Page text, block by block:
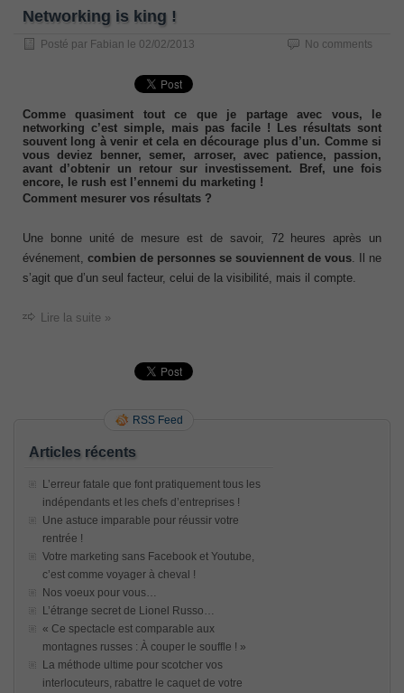
Networking is king !
Posté par Fabian le 02/02/2013 No comments
Comme quasiment tout ce que je partage avec vous, le
networking c’est simple, mais pas facile ! Les résultats sont
souvent long à venir et cela en décourage plus d’un. Comme si
vous deviez benner, semer, arroser, avec patience, passion,
avant d’obtenir un retour sur investissement. Bref, une fois
encore, le rush est l’ennemi du marketing !
Comment mesurer vos résultats ?
Une bonne unité de mesure est de savoir, 72 heures après un
événement, combien de personnes se souviennent de vous . Il ne
s’agit que d’un seul facteur, celui de la visibilité, mais il compte.
Lire la suite »
RSS Feed
Articles récents
L’erreur fatale que font pratiquement tous les
indépendants et les chefs d’entreprises !
Une astuce imparable pour réussir votre
rentrée !
Votre marketing sans Facebook et Youtube,
c’est comme voyager à cheval !
Nos voeux pour vous…
L’étrange secret de Lionel Russo…
« Ce spectacle est comparable aux
montagnes russes : À couper le souffle ! »
La méthode ultime pour scotcher vos
interlocuteurs, rabattre le caquet de votre